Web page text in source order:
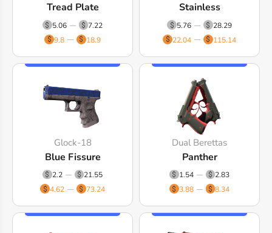
Tread Plate
5.06
7.22
9.8
18.9
Stainless
5.76
28.29
22.04
115.14
Glock-18
Blue Fissure
2.2
21.55
4.62
73.24
Dual Berettas
Panther
1.54
2.83
3.88
8.34